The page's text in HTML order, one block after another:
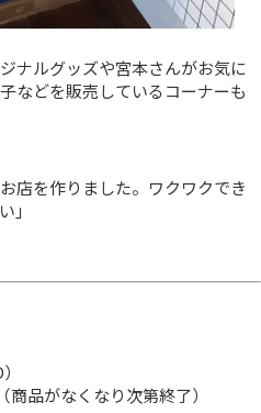
ナルグッズや宮本さんがお気に
などを販売しているコーナーも
店を作りました。ワクワクでき
」
品がなくなり次第終了）